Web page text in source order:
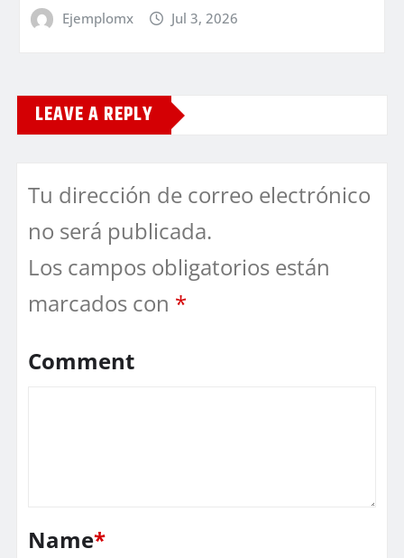
Ejemplomx Jul 3, 2026
LEAVE A REPLY
Tu dirección de correo electrónico
no será publicada.
Los campos obligatorios están
marcados con *
Comment
Name*